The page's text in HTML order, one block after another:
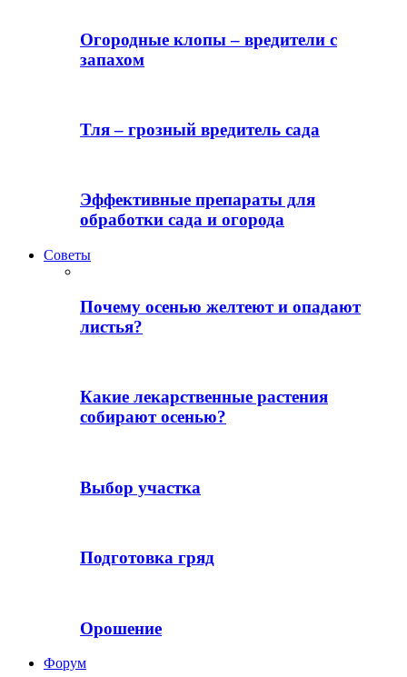
Огородные клопы – вредители с
запахом
Тля – грозный вредитель сада
Эффективные препараты для
обработки сада и огорода
Советы
Почему осенью желтеют и опадают
листья?
Какие лекарственные растения
собирают осенью?
Выбор участка
Подготовка гряд
Орошение
Форум